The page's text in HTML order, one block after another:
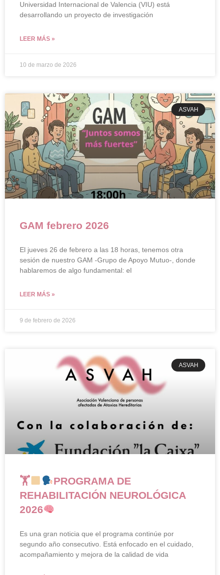
Universidad Internacional de Valencia (VIU) está
desarrollando un proyecto de investigación
LEER MÁS »
10 de marzo de 2026
ASVAH
GAM febrero 2026
El jueves 26 de febrero a las 18 horas, tenemos otra
sesión de nuestro GAM -Grupo de Apoyo Mutuo-, donde
hablaremos de algo fundamental: el
LEER MÁS »
9 de febrero de 2026
ASVAH
🏋
PROGRAMA DE
REHABILITACIÓN NEUROLÓGICA
2026
Es una gran noticia que el programa continúe por
segundo año consecutivo. Está enfocado en el cuidado,
acompañamiento y mejora de la calidad de vida